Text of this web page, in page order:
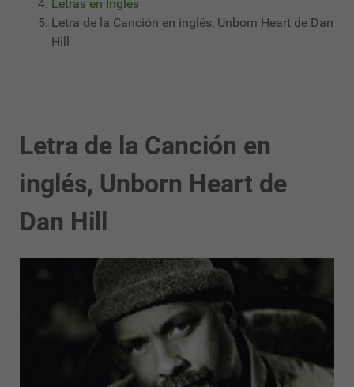
Letras en Inglés
Letra de la Canción en inglés, Unborn Heart de Dan
Hill
Letra de la Canción en
inglés, Unborn Heart de
Dan Hill